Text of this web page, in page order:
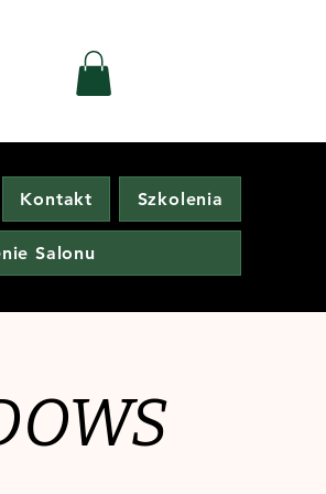
Kontakt Szkolenia
Salonu